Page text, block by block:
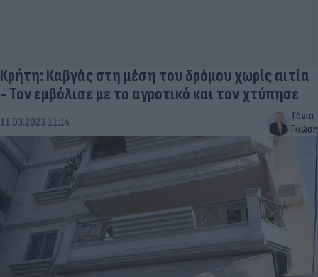
Κρήτη: Καβγάς στη μέση του δρόμου χωρίς αιτία
- Τον εμβόλισε με το αγροτικό και τον χτύπησε
11.03.2023 11:14
Τάνια
Γκιώση